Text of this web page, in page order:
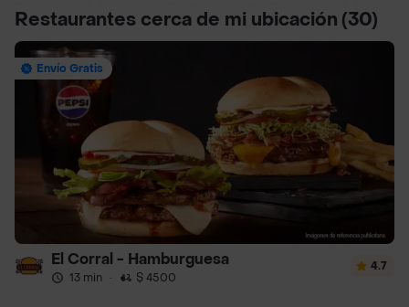
Restaurantes cerca de mi ubicación (30)
Envío Gratis
El Corral - Hamburguesa
13 min · $ 4500
4.7